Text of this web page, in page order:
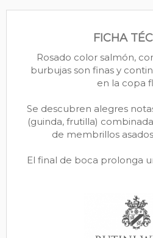
FICHA
Rosado color salmón,
burbujas son finas y
en la copa
Se descubren alegres
(guinda, frutilla)
de membrillos
El final de boca prolonga